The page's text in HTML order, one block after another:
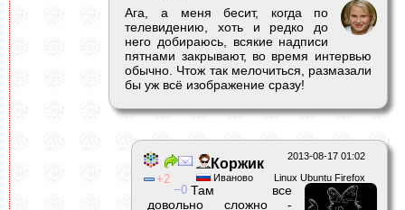
Ага, а меня бесит, когда по
телевидению, хоть и редко до
него добираюсь, всякие надписи
пятнами закрывают, во время интервью
обычно. Чтож так мелочиться, размазали
бы уж всё изображение сразу!
2013-08-17 01:02
Linux Ubuntu Firefox
Иваново
2
0
Коржик
Там все
довольно сложно -